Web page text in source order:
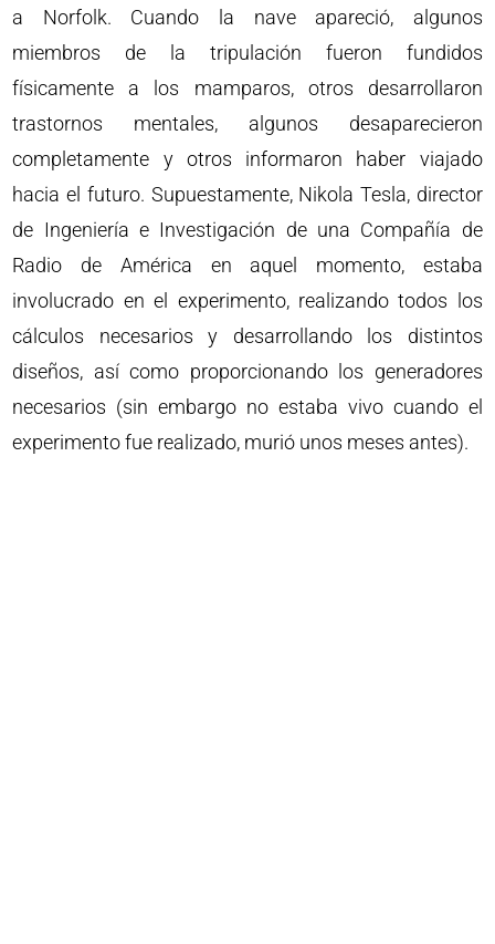
a Norfolk. Cuando la nave apareció, algunos
miembros de la tripulación fueron fundidos
físicamente a los mamparos, otros desarrollaron
trastornos mentales, algunos desaparecieron
completamente y otros informaron haber viajado
hacia el futuro. Supuestamente, Nikola Tesla, director
de Ingeniería e Investigación de una Compañía de
Radio de América en aquel momento, estaba
involucrado en el experimento, realizando todos los
cálculos necesarios y desarrollando los distintos
diseños, así como proporcionando los generadores
necesarios (sin embargo no estaba vivo cuando el
experimento fue realizado, murió unos meses antes).